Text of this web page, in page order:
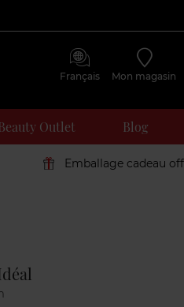
Français Mon magasin
Outlet Blog
Emballage cadeau